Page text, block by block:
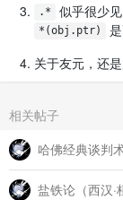
.* 似乎很少
*(obj.ptr)
关于友元，还
相关帖子
哈佛经典谈判
盐铁论（西汉·